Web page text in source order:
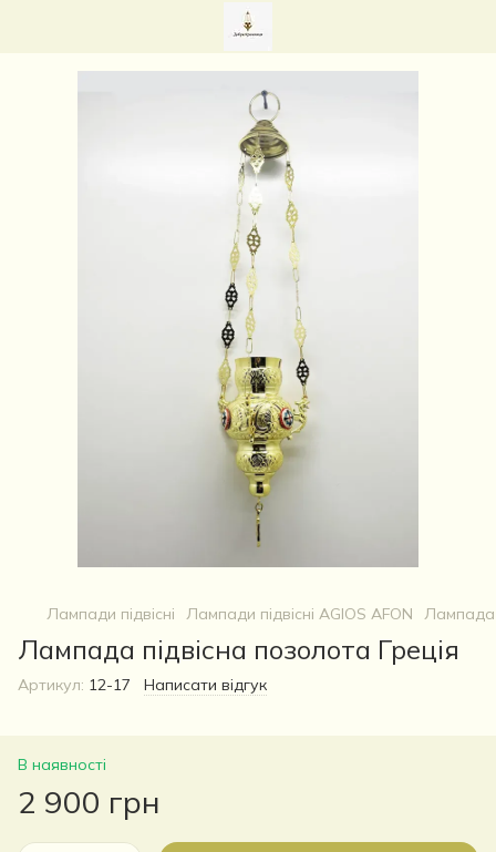
Лампади підвісні Лампади підвісні AGIOS AFON Лампада
Лампада підвісна позолота Греція
Артикул: 12-17 Написати відгук
В наявності
2 900 грн